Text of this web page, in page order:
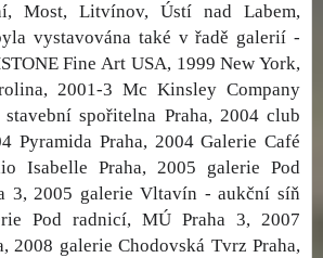
Most, Litvínov, Ústí nad Labem,
vystavována také v řadě galerií -
Fine Art USA, 1999 New York,
2001-3 Mc Kinsley Company
spořitelna Praha, 2004 club
Pyramida Praha, 2004 Galerie Café
Isabelle Praha, 2005 galerie Pod
3, 2005 galerie Vltavín - aukční síň
Pod radnicí, MÚ Praha 3, 2007
2008 galerie Chodovská Tvrz Praha,